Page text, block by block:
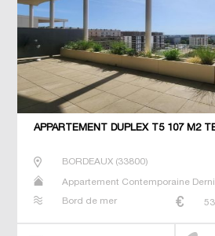
APPARTEMENT DUPLEX T5 107 M2
BORDEAUX(33800)
Appartement Contemporaine
Bord de mer